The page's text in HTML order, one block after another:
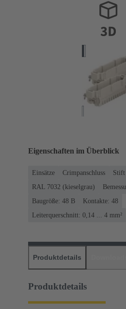
Eigenschaften im Überblick
Einsätze Crimpanschluss Stift
RAL 7032 (kieselgrau)
Baugröße: 48 B
Kontakte: 48
Leiterquerschnitt: 0,14 ... 4 mm²
Produktdetails
Produktdetails